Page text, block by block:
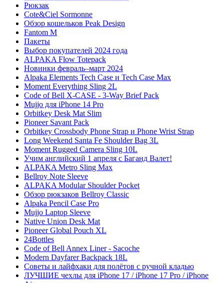
Рюкзак
Cote&Ciel Sormonne
Обзор кошельков Peak Design
Fantom M
Пакеты
Выбор покупателей 2024 года
ALPAKA Flow Totepack
Новинки февраль–март 2024
Alpaka Elements Tech Case и Tech Case Max
Moment Everything Sling 2L
Code of Bell X-CASE - 3-Way Brief Pack
Mujjo для iPhone 14 Pro
Orbitkey Desk Mat Slim
Pioneer Savant Pack
Orbitkey Crossbody Phone Strap и Phone Wrist Strap
Long Weekend Santa Fe Shoulder Bag 3L
Moment Rugged Camera Sling 10L
Учим английский 1 апреля с Баганд Валет!
ALPAKA Metro Sling Max
Bellroy Note Sleeve
ALPAKA Modular Shoulder Pocket
Обзор рюкзаков Bellroy Classic
Alpaka Pencil Case Pro
Mujjo Laptop Sleeve
Native Union Desk Mat
Pioneer Global Pouch XL
24Bottles
Code of Bell Annex Liner - Sacoche
Modern Dayfarer Backpack 18L
Советы и лайфхаки для полётов с ручной кладью
ЛУЧШИЕ чехлы для iPhone 17 / iPhone 17 Pro / iPhone